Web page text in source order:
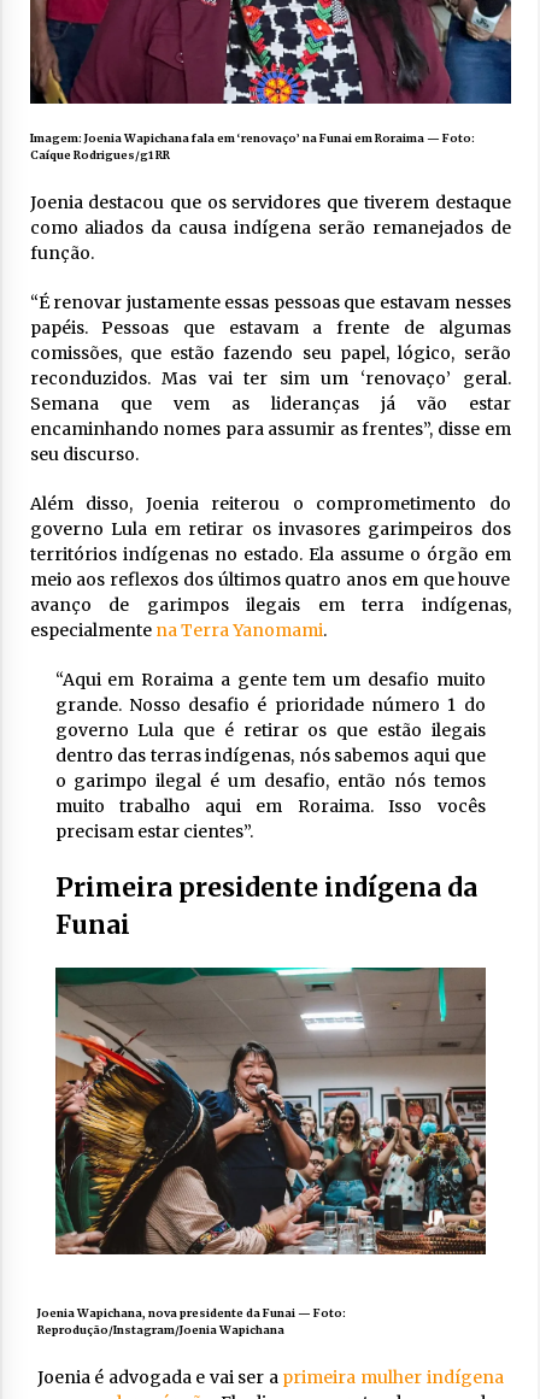
Imagem: Joenia Wapichana fala em ‘renovaço’ na Funai em Roraima — Foto:
Caíque Rodrigues/g1 RR
Joenia destacou que os servidores que tiverem destaque
como aliados da causa indígena serão remanejados de
função.
“É renovar justamente essas pessoas que estavam nesses
papéis. Pessoas que estavam a frente de algumas
comissões, que estão fazendo seu papel, lógico, serão
reconduzidos. Mas vai ter sim um ‘renovaço’ geral.
Semana que vem as lideranças já vão estar
encaminhando nomes para assumir as frentes”, disse em
seu discurso.
Além disso, Joenia reiterou o comprometimento do
governo Lula em retirar os invasores garimpeiros dos
territórios indígenas no estado. Ela assume o órgão em
meio aos reflexos dos últimos quatro anos em que houve
avanço de garimpos ilegais em terra indígenas,
especialmente na Terra Yanomami.
“Aqui em Roraima a gente tem um desafio muito
grande. Nosso desafio é prioridade número 1 do
governo Lula que é retirar os que estão ilegais
dentro das terras indígenas, nós sabemos aqui que
o garimpo ilegal é um desafio, então nós temos
muito trabalho aqui em Roraima. Isso vocês
precisam estar cientes”.
Primeira presidente indígena da
Funai
Joenia Wapichana, nova presidente da Funai — Foto:
Reprodução/Instagram/Joenia Wapichana
Joenia é advogada e vai ser a primeira mulher indígena